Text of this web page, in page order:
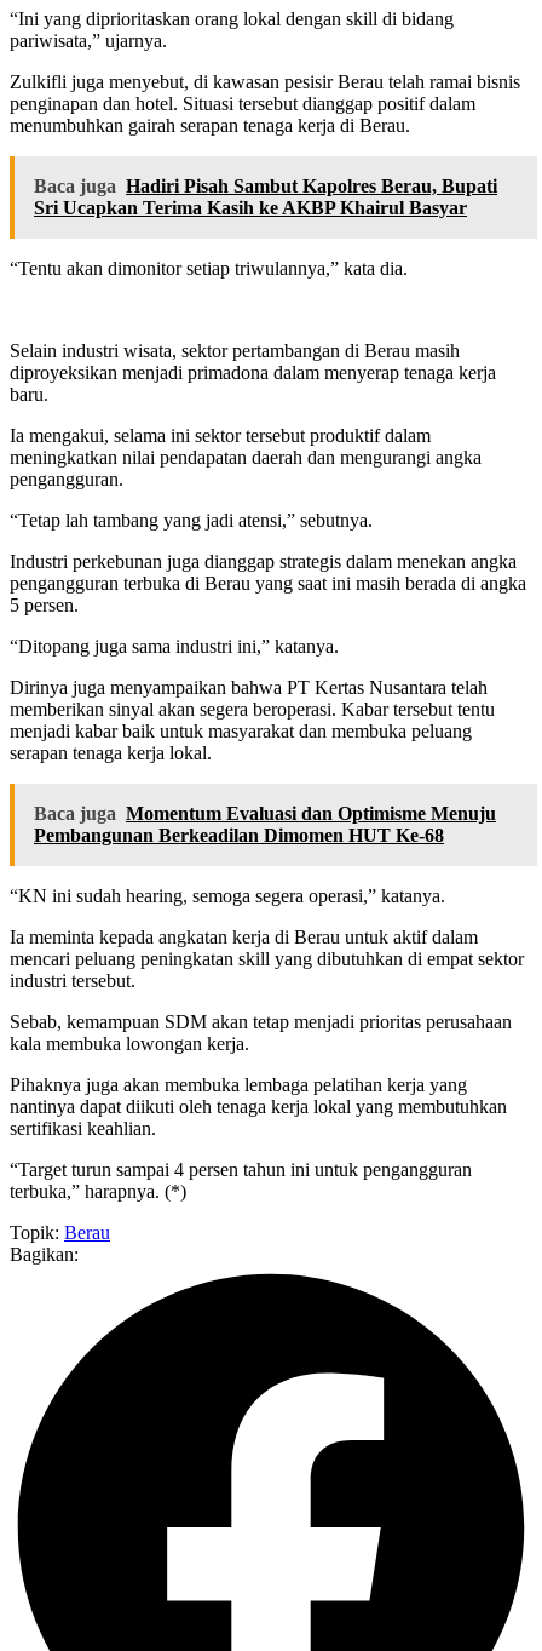
“Ini yang diprioritaskan orang lokal dengan skill di bidang
pariwisata,” ujarnya.
Zulkifli juga menyebut, di kawasan pesisir Berau telah ramai bisnis
penginapan dan hotel. Situasi tersebut dianggap positif dalam
menumbuhkan gairah serapan tenaga kerja di Berau.
Baca juga Hadiri Pisah Sambut Kapolres Berau, Bupati
Sri Ucapkan Terima Kasih ke AKBP Khairul Basyar
“Tentu akan dimonitor setiap triwulannya,” kata dia.
Selain industri wisata, sektor pertambangan di Berau masih
diproyeksikan menjadi primadona dalam menyerap tenaga kerja
baru.
Ia mengakui, selama ini sektor tersebut produktif dalam
meningkatkan nilai pendapatan daerah dan mengurangi angka
pengangguran.
“Tetap lah tambang yang jadi atensi,” sebutnya.
Industri perkebunan juga dianggap strategis dalam menekan angka
pengangguran terbuka di Berau yang saat ini masih berada di angka
5 persen.
“Ditopang juga sama industri ini,” katanya.
Dirinya juga menyampaikan bahwa PT Kertas Nusantara telah
memberikan sinyal akan segera beroperasi. Kabar tersebut tentu
menjadi kabar baik untuk masyarakat dan membuka peluang
serapan tenaga kerja lokal.
Baca juga Momentum Evaluasi dan Optimisme Menuju
Pembangunan Berkeadilan Dimomen HUT Ke-68
“KN ini sudah hearing, semoga segera operasi,” katanya.
Ia meminta kepada angkatan kerja di Berau untuk aktif dalam
mencari peluang peningkatan skill yang dibutuhkan di empat sektor
industri tersebut.
Sebab, kemampuan SDM akan tetap menjadi prioritas perusahaan
kala membuka lowongan kerja.
Pihaknya juga akan membuka lembaga pelatihan kerja yang
nantinya dapat diikuti oleh tenaga kerja lokal yang membutuhkan
sertifikasi keahlian.
“Target turun sampai 4 persen tahun ini untuk pengangguran
terbuka,” harapnya. (*)
Topik: Berau
Bagikan: